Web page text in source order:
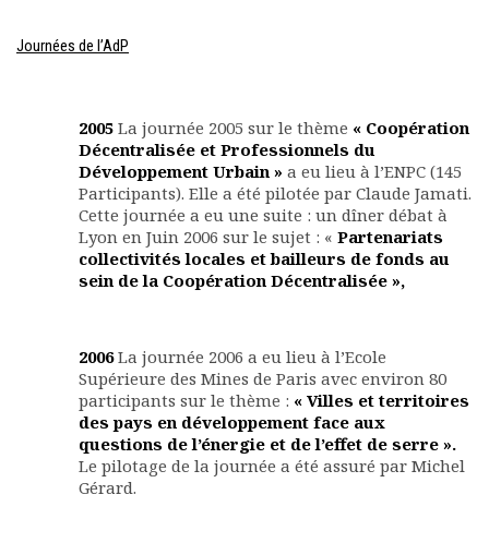
Journées de l’AdP
2005La journée 2005 sur le thème « Coopération
Décentralisée et Professionnels du
Développement Urbain » a eu lieu à l’ENPC (145
Participants). Elle a été pilotée par Claude Jamati.
Cette journée a eu une suite : un dîner débat à
Lyon en Juin 2006 sur le sujet : « Partenariats
collectivités locales et bailleurs de fonds au
sein de la Coopération Décentralisée »,
2006La journée 2006 a eu lieu à l’Ecole
Supérieure des Mines de Paris avec environ 80
participants sur le thème : « Villes et territoires
des pays en développement face aux
questions de l’énergie et de l’effet de serre ».
Le pilotage de la journée a été assuré par Michel
Gérard.